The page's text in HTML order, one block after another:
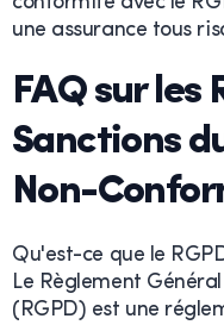
une assurance tous
FAQ sur les
Sanctions
Non-
Qu'est-ce que le
Le Règlement
(RGPD) est une